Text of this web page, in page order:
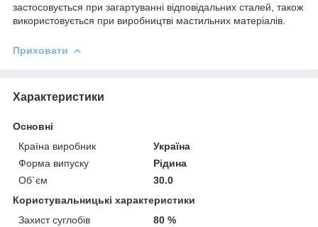
застосовується при загартуванні відповідальних сталей, також
використовується при виробництві мастильних матеріалів.
Приховати
Характеристики
Основні
Країна виробник
Україна
Форма випуску
Рідина
Об`єм
30.0
Користувальницькі характеристики
Захист суглобів
80 %